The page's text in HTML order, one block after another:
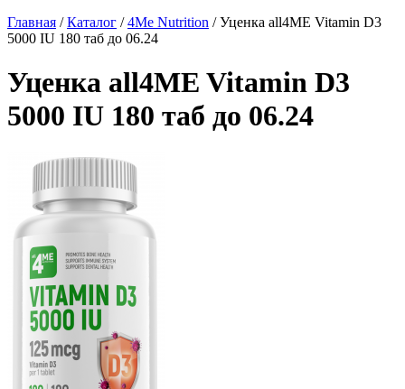
Главная /Каталог /4Me Nutrition /Уценка all4ME Vitamin D3
5000 IU 180 таб до 06.24
Уценка all4ME Vitamin D3
5000 IU 180 таб до 06.24